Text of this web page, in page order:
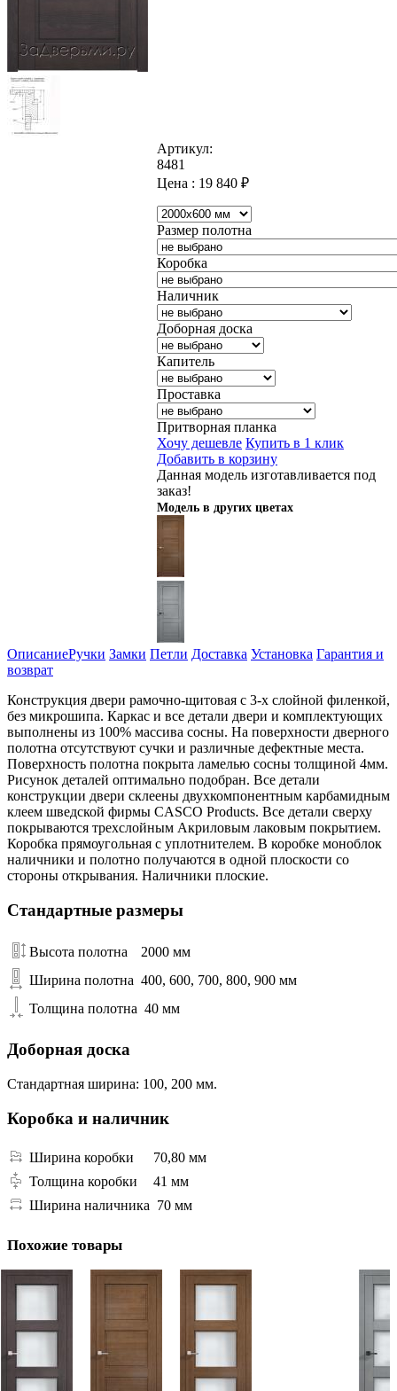
Артикул:
8481
Цена : 19 840 ₽
Размер полотна
Коробка
Наличник
Доборная доска
Капитель
Проставка
Притворная планка
Хочу дешевле Купить в 1 клик
Добавить в корзину
Данная модель изготавливается под
заказ!
Модель в других цветах
ОписаниеРучки Замки Петли Доставка Установка Гарантия и
возврат
Конструкция двери рамочно-щитовая с 3-х слойной филенкой,
без микрошипа. Каркас и все детали двери и комплектующих
выполнены из 100% массива сосны. На поверхности дверного
полотна отсутствуют сучки и различные дефектные места.
Поверхность полотна покрыта ламелью сосны толщиной 4мм.
Рисунок деталей оптимально подобран. Все детали
конструкции двери склеены двухкомпонентным карбамидным
клеем шведской фирмы CASCO Products. Все детали сверху
покрываются трехслойным Акриловым лаковым покрытием.
Коробка прямоугольная с уплотнителем. В коробке моноблок
наличники и полотно получаются в одной плоскости со
стороны открывания. Наличники плоские.
Стандартные размеры
Высота полотна
2000 мм
Ширина полотна 400, 600, 700, 800, 900 мм
Толщина полотна 40 мм
Доборная доска
Стандартная ширина: 100, 200 мм.
Коробка и наличник
Ширина коробки
70,80 мм
Толщина коробки
41 мм
Ширина наличника 70 мм
Похожие товары